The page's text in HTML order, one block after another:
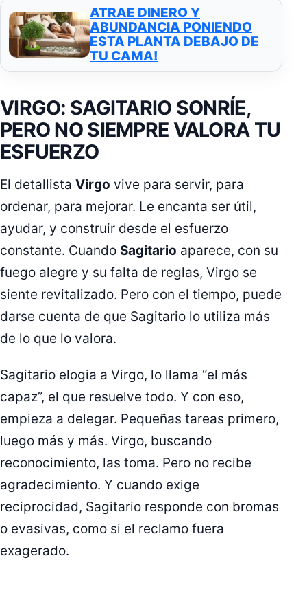
ATRAE DINERO Y
ABUNDANCIA PONIENDO
ESTA PLANTA DEBAJO DE
TU CAMA!
VIRGO: SAGITARIO SONRÍE,
PERO NO SIEMPRE VALORA TU
ESFUERZO
El detallista Virgo vive para servir, para
ordenar, para mejorar. Le encanta ser útil,
ayudar, y construir desde el esfuerzo
constante. Cuando Sagitario aparece, con su
fuego alegre y su falta de reglas, Virgo se
siente revitalizado. Pero con el tiempo, puede
darse cuenta de que Sagitario lo utiliza más
de lo que lo valora.
Sagitario elogia a Virgo, lo llama “el más
capaz”, el que resuelve todo. Y con eso,
empieza a delegar. Pequeñas tareas primero,
luego más y más. Virgo, buscando
reconocimiento, las toma. Pero no recibe
agradecimiento. Y cuando exige
reciprocidad, Sagitario responde con bromas
o evasivas, como si el reclamo fuera
exagerado.